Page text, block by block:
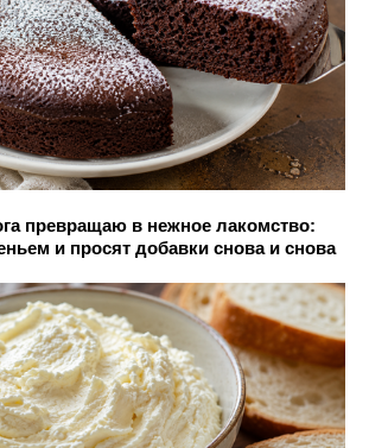
превращаю в нежное лакомство:
и просят добавки снова и снова